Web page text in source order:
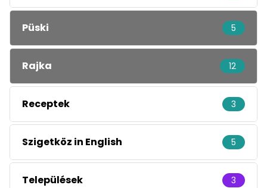
Püski 5
Rajka 12
Receptek 3
Szigetköz in English 5
Települések 3